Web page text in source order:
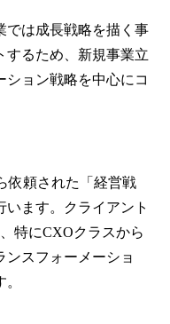
では成長戦略を描く事
するため、新規事業立
ョン戦略を中心にコ
依頼された「経営戦
ます。クライアント
特にCXOクラスから
ンスフォーメーショ